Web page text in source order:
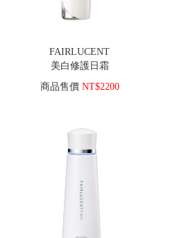
FAIRLUCENT
美白修護日霜
商品售價NT$2200